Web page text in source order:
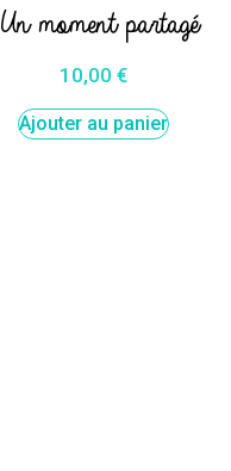
Un moment partagé
10,00 €
Ajouter au panier